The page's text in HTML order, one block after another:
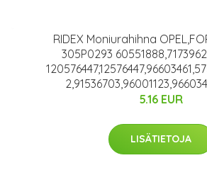
RIDEX Moniurahihna
305P0293
5.16 EUR
LISÄTIETOJA